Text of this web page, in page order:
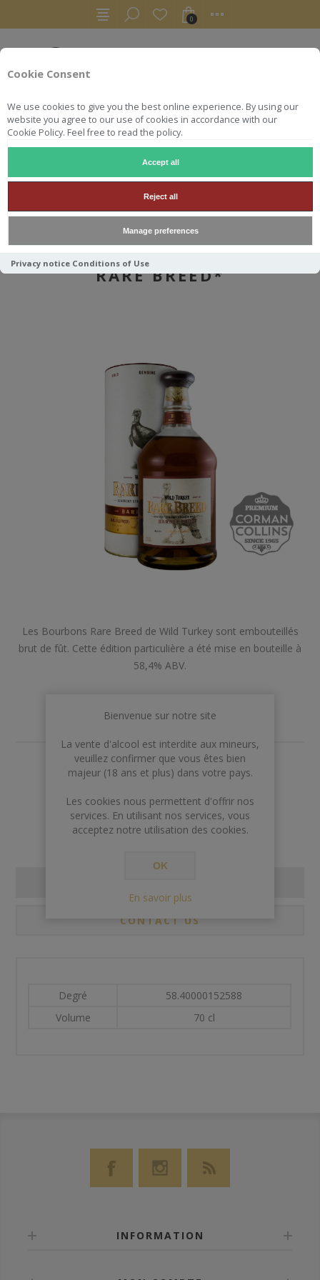
Cookie Consent
We use cookies to give you the best online experience. By using our
website you agree to our use of cookies in accordance with our
Cookie Policy. Feel free to read the policy.
Accept all
Reject all
Manage preferences
Privacy notice Conditions of Use
0
WILD TURKEY 70CL 58.4° RARE BREED*
WILD TURKEY 70CL 58.4°
RARE BREED*
Les Bourbons Rare Breed de Wild Turkey sont embouteillés
brut de fût. Cette édition particulière a été mise en bouteille à
58,4% ABV.
€57,00
Rupture de stock
CONTACT US
Degré
58.40000152588
Volume
70 cl
INFORMATION
Bienvenue sur notre site
La vente d'alcool est interdite aux mineurs,
veuillez confirmer que vous êtes bien
majeur (18 ans et plus) dans votre pays.
Les cookies nous permettent d'offrir nos
services. En utilisant nos services, vous
acceptez notre utilisation des cookies.
OK
En savoir plus